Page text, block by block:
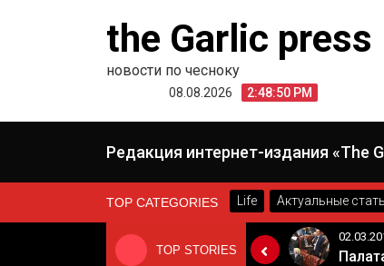
the Garlic press
новости по чесноку
08.08.2026 2:48:50 PM
Редакция интернет-издания «The
TOP CATEGORIES Life Актуальные
TOP STORIES
24.06.2019
Когда Россия разрешит полеты в Грузию. Позиция Кремля